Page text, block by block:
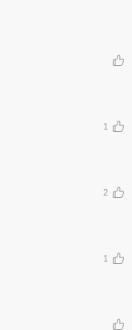
1
2
1